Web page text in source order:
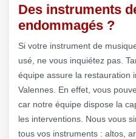
Des instruments
endommagés ?
Si votre instrument de
usé, ne vous inquiétez pas.
équipe assure la restauration
Valennes. En effet, vous
car notre équipe dispose la
les interventions. Nous vous
tous vos instruments : altos,